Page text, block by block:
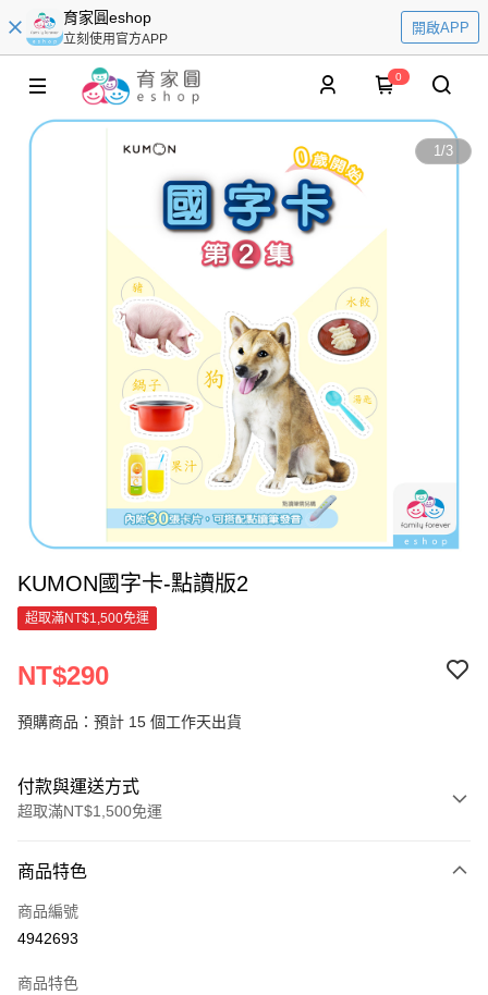
育家圓eshop
立刻使用官方APP
開啟APP
0
1/3
KUMON國字卡-點讀版2
超取滿NT$1,500免運
NT$290
預購商品：預計 15 個工作天出貨
付款與運送方式
超取滿NT$1,500免運
信用卡一次付款
超商取貨付款
商品特色
商品編號
4942693
商品特色